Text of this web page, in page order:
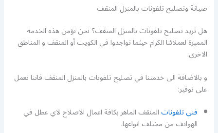
صيانة وتصليح تلفونات بالمنزل المنقف
هل تريد تصليح تلفونات بالمنزل المنقف؟ نحن نؤمن هذه الخدمة
المميزة لعملائنا الكرام حيثما تواجدوا في الكويت أو المنقف و المناطق
الاخرى.
و بالاضافة الى خدمتنا في تصليح تلفونات بالمنزل المنقف فاننا نعمل
على توفير:
فني تلفوناتالمنقف الماهر بكافة اعمال الاصلاح لاي عطل في
الهواتف من مختلف انواعها.